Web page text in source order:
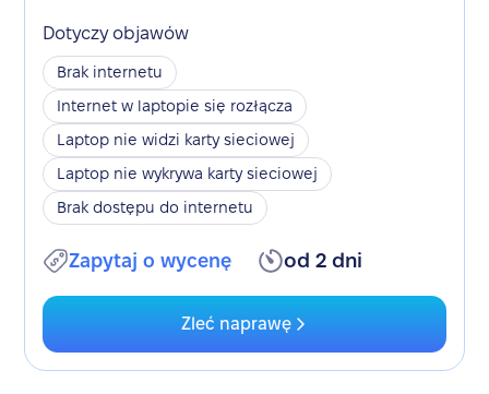
Dotyczy objawów
Brak internetu
Internet w laptopie się rozłącza
Laptop nie widzi karty sieciowej
Laptop nie wykrywa karty sieciowej
Brak dostępu do internetu
Zapytaj o wycenę od 2 dni
Zleć naprawę